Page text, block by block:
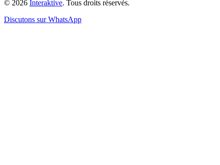
© 2026 Interaktive. Tous droits réservés.
Discutons sur WhatsApp